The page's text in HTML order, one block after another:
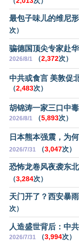
最包子味儿的维尼
次）
骗德国顶尖专家赴
2026/8/1 （2,372次）
中共或食言 美敦促
（2,483次）
胡锦涛一家三口中
2026/8/1 （5,893次）
日本熊本强震，为
2026/7/31 （3,047次）
恐怖龙卷风夜袭东
（3,284次）
天门开了？西安暴
次）
人造盛世背后：中
2026/7/31 （3,994次）